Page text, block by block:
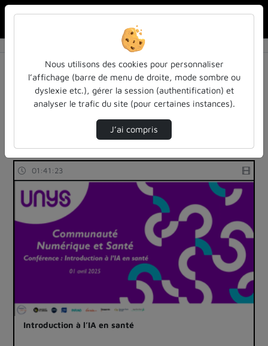
Résultats de la recherche
Filtres actifs (cliquer pour en retirer) :
Français
colloques-et-conferences
sante
9 vidéos trouvées
01:41:23
Introduction à l’IA en santé
Nous utilisons des cookies pour personnaliser
l’affichage (barre de menu de droite, mode sombre ou
dyslexie etc.), gérer la session (authentification) et
analyser le trafic du site (pour certaines instances).
J’ai compris